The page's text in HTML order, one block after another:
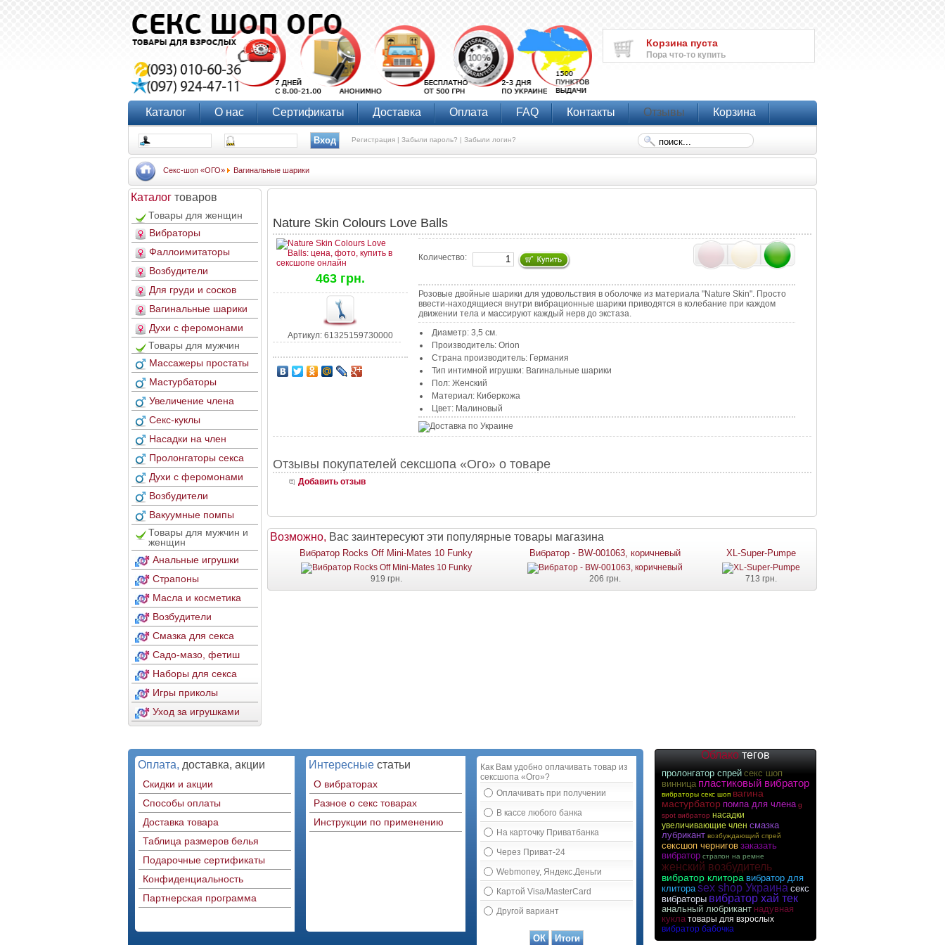
Корзина пуста
Пора что-то купить
Каталог О нас Сертификаты Доставка Оплата FAQ Контакты Отзывы Корзина
Регистрация |Забыли пароль? |Забыли логин?
Секс-шоп «ОГО» Вагинальные шарики
Каталог товаров
Товары для женщин
Вибраторы
Фаллоимитаторы
Возбудители
Для груди и сосков
Вагинальные шарики
Духи с феромонами
Товары для мужчин
Массажеры простаты
Мастурбаторы
Увеличение члена
Секс-куклы
Насадки на член
Пролонгаторы секса
Духи с феромонами
Возбудители
Вакуумные помпы
Товары для мужчин и
женщин
Анальные игрушки
Страпоны
Масла и косметика
Возбудители
Смазка для секса
Садо-мазо, фетиш
Наборы для секса
Игры приколы
Уход за игрушками
Nature Skin Colours Love Balls
463 грн.
Артикул: 61325159730000
Количество:
Розовые двойные шарики для удовольствия в оболочке из материала "Nature Skin". Просто
ввести-находящиеся внутри вибрационные шарики приводятся в колебание при каждом
движении тела и массируют каждый нерв до экстаза.
Диаметр: 3,5 см.
Производитель: Orion
Страна производитель: Германия
Тип интимной игрушки: Вагинальные шарики
Пол: Женский
Материал: Киберкожа
Цвет: Малиновый
Отзывы покупателей сексшопа «Ого» о товаре
Добавить отзыв
Возможно, Вас заинтересуют эти популярные товары магазина
Вибратор Rocks Off Mini-Mates 10 Funky
919 грн.
Вибратор - BW-001063, коричневый
206 грн.
XL-Super-Pumpe
713 грн.
Оплата, доставка, акции
Скидки и акции
Способы оплаты
Доставка товара
Таблица размеров белья
Подарочные сертификаты
Конфиденциальность
Партнерская программа
Интересные статьи
О вибраторах
Разное о секс товарах
Инструкции по применению
Как Вам удобно оплачивать товар из
сексшопа «Ого»?
Оплачивать при получении
В кассе любого банка
На карточку Приватбанка
Через Приват-24
Webmoney, Яндекс.Деньги
Картой Visa/MasterCard
Другой вариант
Облако тегов
пролонгатор спрей секс шоп
винница пластиковый вибратор
вибраторы секс шоп вагина
мастурбатор помпа для члена g
spot вибратор насадки
увеличивающие член смазка
лубрикант возбуждающий спрей
сексшоп чернигов заказать
вибратор страпон на ремне
женский возбудитель
вибратор клитора вибратор для
клитора sex shop Украина секс
вибраторы вибратор хай тек
анальный любрикант надувная
кукла товары для взрослых
вибратор бабочка